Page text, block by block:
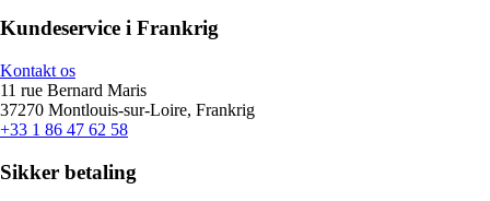
Kundeservice i Frankrig
Kontakt os
11 rue Bernard Maris
37270 Montlouis-sur-Loire, Frankrig
+33 1 86 47 62 58
Sikker betaling